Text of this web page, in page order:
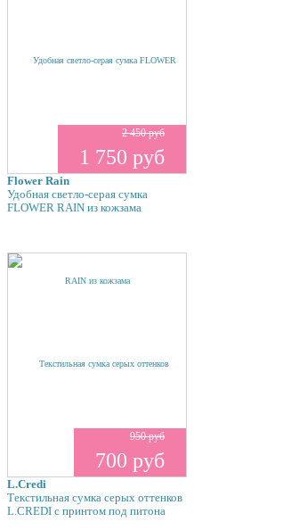
2 450 руб
1 750 руб
Flower Rain
Удобная светло-серая сумка
FLOWER RAIN из кожзама
950 руб
700 руб
L.Credi
Текстильная сумка серых оттенков
L.CREDI с принтом под питона